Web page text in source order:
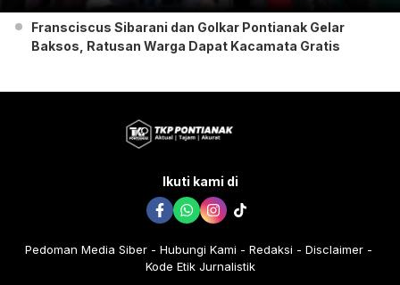
Fransciscus Sibarani dan Golkar Pontianak Gelar
Baksos, Ratusan Warga Dapat Kacamata Gratis
Ikuti kami di
Pedoman Media Siber Hubungi Kami Redaksi
Disclaimer
Kode Etik Jurnalistik